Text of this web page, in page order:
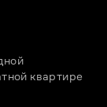
квартире